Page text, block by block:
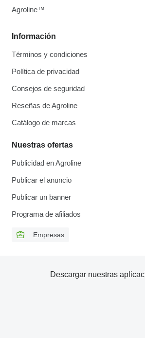
Información
Términos y condiciones
Política de privacidad
Consejos de seguridad
Reseñas de Agroline
Catálogo de marcas
Nuestras ofertas
Publicidad en Agroline
Publicar el anuncio
Publicar un banner
Programa de afiliados
Empresas
Agroline™
Descargar nuestras